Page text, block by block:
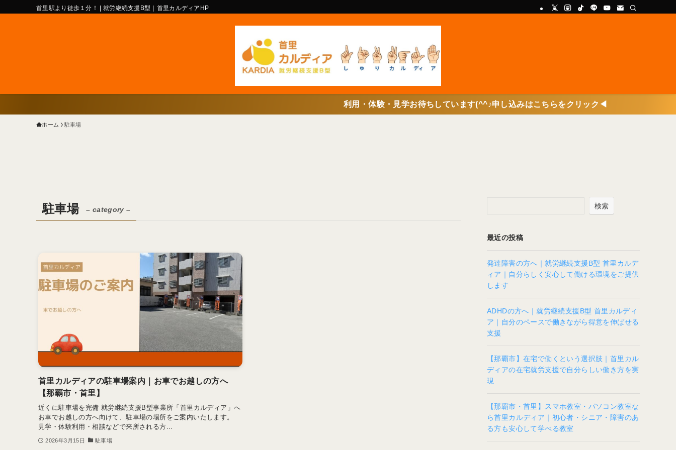
首里駅より徒歩１分！ | 就労継続支援B型｜首里カルディアHP
利用・体験・見学お待ちしています(^^♪申し込みはこちらをクリック◀
ホーム 駐車場
駐車場 – category –
首里カルディアの駐車場案内｜お車でお越しの方へ
【那覇市・首里】
近くに駐車場を完備 就労継続支援B型事業所「首里カルディア」へ
お車でお越しの方へ向けて、駐車場の場所をご案内いたします。
見学・体験利用・相談などで来所される方...
2026年3月15日 駐車場
検索
最近の投稿
発達障害の方へ｜就労継続支援B型 首里カルデ
ィア｜自分らしく安心して働ける環境をご提供
します
ADHDの方へ｜就労継続支援B型 首里カルディ
ア｜自分のペースで働きながら得意を伸ばせる
支援
【那覇市】在宅で働くという選択肢｜首里カル
ディアの在宅就労支援で自分らしい働き方を実
現
【那覇市・首里】スマホ教室・パソコン教室な
ら首里カルディア｜初心者・シニア・障害のあ
る方も安心して学べる教室